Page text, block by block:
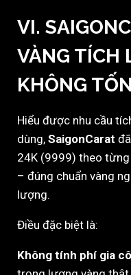
VI.
VÀNG TÍCH
KHÔNG
Hiểu được nhu cầu
dùng, SaigonCarat
24K (9999) theo từng
– đúng chuẩn vàng
lượng.
Điều đặc biệt là:
Không tính phí gia